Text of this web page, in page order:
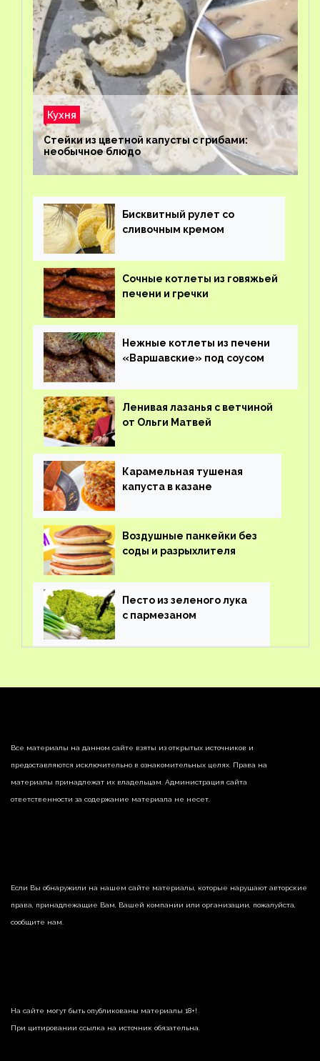
Кухня
Стейки из цветной капусты с грибами:
необычное блюдо
Бисквитный рулет со
сливочным кремом
Сочные котлеты из говяжьей
печени и гречки
Нежные котлеты из печени
«Варшавские» под соусом
Ленивая лазанья с ветчиной
от Ольги Матвей
Карамельная тушеная
капуста в казане
Воздушные панкейки без
соды и разрыхлителя
Песто из зеленого лука
с пармезаном
Все материалы на данном сайте взяты из открытых источников и
предоставляются исключительно в ознакомительных целях. Права на
материалы принадлежат их владельцам. Администрация сайта
ответственности за содержание материала не несет.
Если Вы обнаружили на нашем сайте материалы, которые нарушают авторские
права, принадлежащие Вам, Вашей компании или организации, пожалуйста,
сообщите нам.
На сайте могут быть опубликованы материалы 18+!
При цитировании ссылка на источник обязательна.